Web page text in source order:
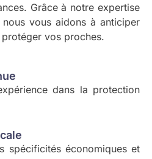
Grâce à notre expertise
vous aidons à anticiper
vos proches.
dans la protection
spécificités économiques et